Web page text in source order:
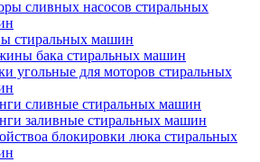
сливных насосов стиральных
стиральных машин
бака стиральных машин
угольные для моторов стиральных
сливные стиральных машин
заливные стиральных машин
блокировки люка стиральных